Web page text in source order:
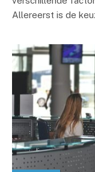
Allereerst is de